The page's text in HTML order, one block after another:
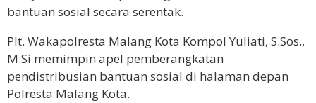
bantuan sosial secara serentak.
Plt. Wakapolresta Malang Kota Kompol Yuliati, S.Sos.,
M.Si memimpin apel pemberangkatan
pendistribusian bantuan sosial di halaman depan
Polresta Malang Kota.